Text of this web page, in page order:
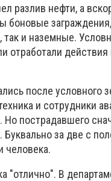
разлив нефти, а
боновые
так и наземные.
отработали
после условного
и сотрудники
пострадавшего
за две с
человека.
"отлично". В